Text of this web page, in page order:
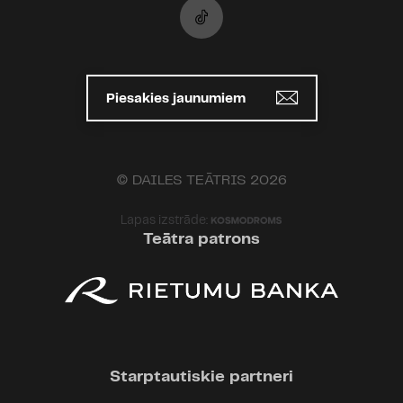
Piesakies jaunumiem
© DAILES TEĀTRIS 2026
Lapas izstrāde:
Teātra patrons
Starptautiskie partneri